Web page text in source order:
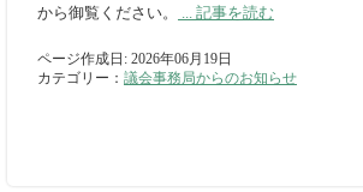
から御覧ください。
... 記事を読む
ページ作成日: 2026年06月19日
カテゴリー： 議会事務局からのお知らせ